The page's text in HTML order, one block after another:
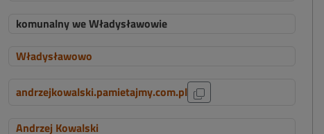
komunalny we Władysławowie
Władysławowo
andrzejkowalski.pamietajmy.com.pl
Andrzej Kowalski